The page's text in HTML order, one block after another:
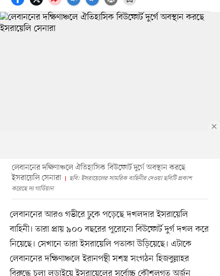
লেবাননের দক্ষিণাঞ্চলে ঐতিহাসিক বিউফোর্ট দুর্গে অবস্থান করছে
ইসরায়েলি সেনারা
ছবি: ইসরায়েলের সামরিক বাহিনীর দেওয়া ছবিটি প্রকাশ
করেছে দ্য গার্ডিয়ান
লেবাননের আরও গভীরে ঢুকে পড়েছে দখলদার ইসরায়েলি
বাহিনী। তারা প্রায় ৯০০ বছরের পুরোনো বিউফোর্ট দুর্গ দখল করে
নিয়েছে। সেখানে তারা ইসরায়েলি পতাকা উড়িয়েছে। এটাকে
লেবাননের দক্ষিণাঞ্চলে ইরানপন্থী সশস্ত্র সংগঠন হিজবুল্লাহর
বিরুদ্ধে চলা লড়াইয়ে ইসরায়েলের সর্বোচ্চ কৌশলগত অর্জন